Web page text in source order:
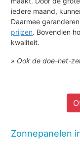
iedere maand,
Daarmee
prijzen. Bovendien
kwaliteit.
» Ook de doe-het-
Zonnepanelen